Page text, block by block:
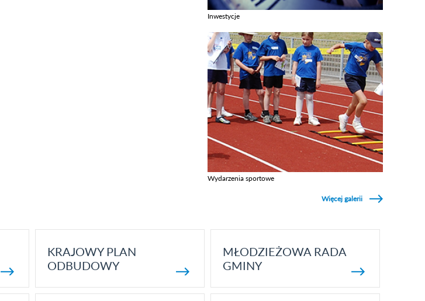
Inwestycje
Wydarzenia sportowe
Więcej galerii
KRAJOWY PLAN
ODBUDOWY
MŁODZIEŻOWA RADA
GMINY